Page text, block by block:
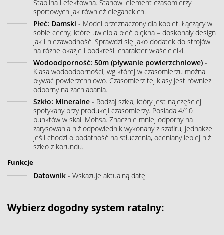
Stabilna i efektowna. Stanowi element czasomierzy
sportowych jak również eleganckich.
Płeć: Damski - Model przeznaczony dla kobiet. Łączący w
sobie cechy, które uwielbia płeć piękna – doskonały design
jak i niezawodność. Sprawdzi się jako dodatek do strojów
na różne okazje i podkreśli charakter właścicielki.
Wodoodporność: 50m (pływanie powierzchniowe) -
Klasa wodoodporności, wg której w czasomierzu można
pływać powierzchniowo. Czasomierz tej klasy jest również
odporny na zachlapania.
Szkło: Mineralne - Rodzaj szkła, który jest najczęściej
spotykany przy produkcji czasomierzy. Posiada 4/10
punktów w skali Mohsa. Znacznie mniej odporny na
zarysowania niż odpowiednik wykonany z szafiru, jednakże
jeśli chodzi o podatność na stłuczenia, oceniany lepiej niż
szkło z korundu.
Funkcje
Datownik - Wskazuje aktualną datę
Wybierz dogodny system ratalny: